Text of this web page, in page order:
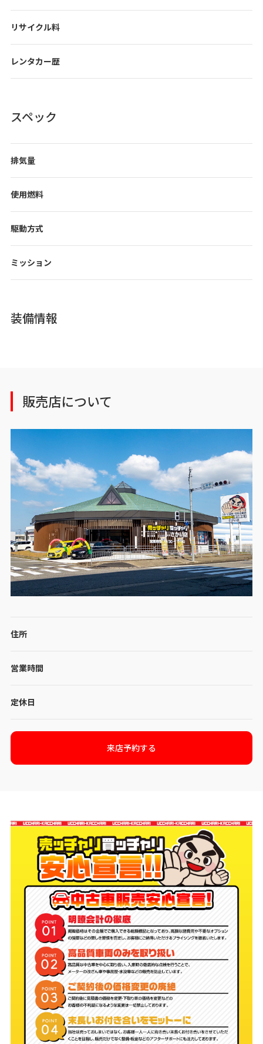
リサイクル料
レンタカー歴
スペック
排気量
使用燃料
駆動方式
ミッション
装備情報
販売店について
住所
営業時間
定休日
来店予約する